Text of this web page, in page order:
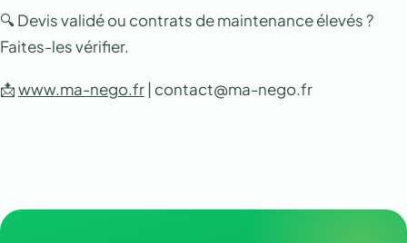
🔍 Devis validé ou contrats de maintenance élevés ?
Faites-les vérifier.
📩www.ma-nego.fr | contact@ma-nego.fr